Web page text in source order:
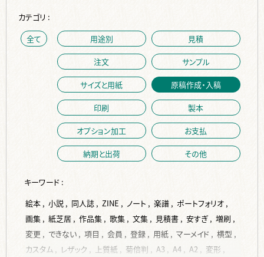
カテゴリ :
全て
用途別 見積
注文 サンプル
サイズと用紙 原稿作成・入稿
印刷 製本
オプション加工 お支払
納期と出荷 その他
キーワード :
絵本 , 小説 , 同人誌 , ZINE , ノート , 楽譜 , ポートフォリオ ,
画集 , 紙芝居 , 作品集 , 歌集 , 文集 , 見積書 , 安すぎ , 増刷 ,
変更 , できない , 項目 , 会員 , 登録 , 用紙 , マーメイド , 横型 ,
カスタム , レザック , 上質紙 , 菊倍判 , A3 , A4 , A2 , 変形 ,